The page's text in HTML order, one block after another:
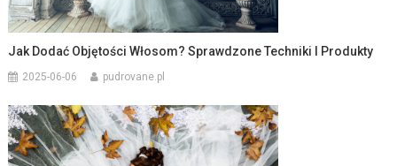
Jak Dodać Objętości Włosom? Sprawdzone Techniki I Produkty
2025-06-06 pudrovane.pl